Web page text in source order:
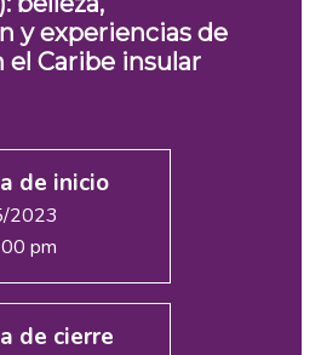
y experiencias de
el Caribe insular
de inicio
2023
pm
de cierre